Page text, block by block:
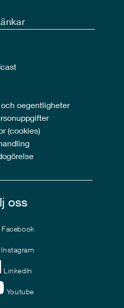
oegentligheter
(cookies)
oss
Facebook
Instagram
LinkedIn
Youtube